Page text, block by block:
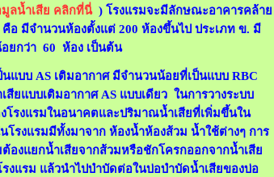
ลน้ำเสีย คลิกที่นี่) โรงแรมจะมีลักษณะอาคารคล้าย
มีจำนวนห้องตั้งแต่ 200 ห้องขึ้นไป ประเภท ข. มี
ยกว่า 60 ห้อง เป็นต้น
แบบ AS เติมอากาศ มีจำนวนน้อยที่เป็นแบบ RBC
ยแบบเติมอากาศ AS แบบเดียว ในการวางระบบ
โรงแรมในอนาคตและปริมาณน้ำเสียที่เพิ่มขึ้นใน
โรงแรมมีทั้งมาจาก ห้องน้ำห้องส้วม น้ำใช้ต่างๆ การ
องแยกน้ำเสียจากส้วมหรือชักโครกออกจากน้ำเสีย
งแรม แล้วนำไปบำบัดต่อในบ่อบำบัดน้ำเสียของบ่อ